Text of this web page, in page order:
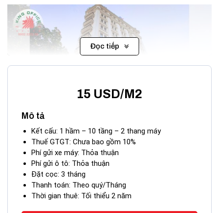
Hình toà nhà Nam Việt Building quận Tân Bình
II. CÁC TIỆN ÍCH XUNG QUANH
Đọc tiếp
15 USD/M2
Mô tả
Kết cấu: 1 hầm – 10 tầng – 2 thang máy
Thuế GTGT: Chưa bao gồm 10%
Phí gửi xe máy: Thỏa thuận
Phí gửi ô tô: Thỏa thuận
Đặt cọc: 3 tháng
Thanh toán: Theo quý/Tháng
Thời gian thuê: Tối thiểu 2 năm